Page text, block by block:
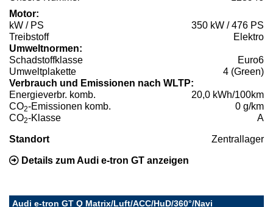
Motor:
kW / PS
350 kW / 476 PS
Treibstoff
Elektro
Umweltnormen:
Schadstoffklasse
Euro6
Umweltplakette
4 (Green)
Verbrauch und Emissionen nach WLTP:
Energieverbr. komb.
20,0 kWh/100km
CO2-Emissionen komb.
0 g/km
CO2-Klasse A
Standort Zentrallager
Details zum Audi e-tron GT anzeigen
Audi e-tron GT Q Matrix/Luft/ACC/HuD/360°/Navi